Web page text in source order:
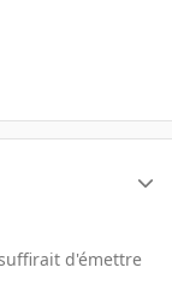
d'émettre